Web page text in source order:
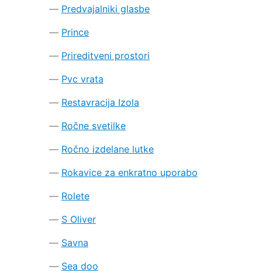
Predvajalniki glasbe
Prince
Prireditveni prostori
Pvc vrata
Restavracija Izola
Ročne svetilke
Ročno izdelane lutke
Rokavice za enkratno uporabo
Rolete
S Oliver
Savna
Sea doo